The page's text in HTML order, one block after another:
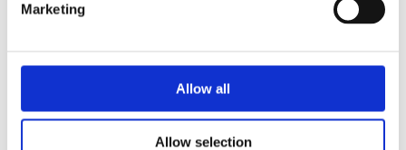
Marketing
Allow all
Allow selection
omslagsperm
23kr–35kr